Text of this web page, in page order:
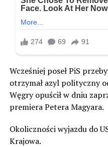
Wcześniej poseł PiS
otrzymał azyl polityczny
Węgry opuścił w dniu
premiera Petera Magyara.
Okoliczności wyjazdu do
Krajowa.